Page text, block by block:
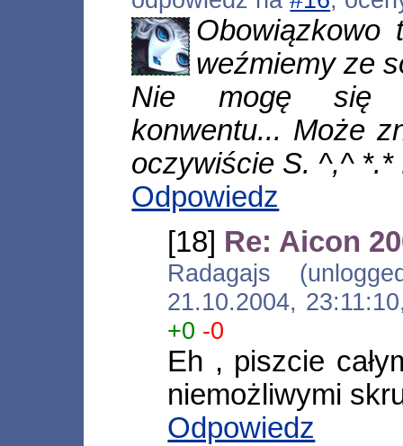
Obowiązkowo
weźmiemy ze
Nie mogę się
konwentu... Może
oczywiście S. ^,^ *.*
Odpowiedz
[18] Re: Aicon
Radagajs
21.10.2004,
+0 -0
Eh , piszcie
niemożliwymi
Odpowiedz